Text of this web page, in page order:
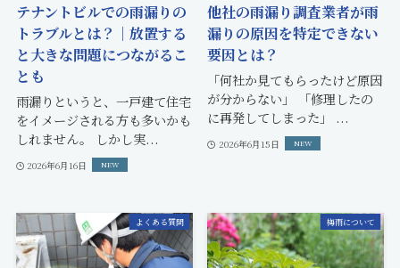
テナントビルでの雨漏りの
トラブルとは？｜放置する
と大きな問題につながるこ
とも
雨漏りというと、一戸建て住宅
をイメージされる方も多いかも
しれません。 しかし実...
2026年6月16日
他社の雨漏り調査業者が雨
漏りの原因を特定できない
要因とは？
「何社か見てもらったけど原因
が分からない」 「修理したの
に再発してしまった」 ...
2026年6月15日
よくある質問 梅雨について